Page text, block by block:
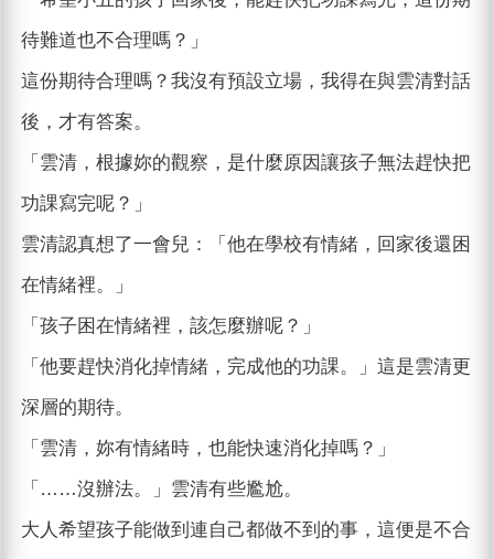
待難道也不合理嗎？」
這份期待合理嗎？我沒有預設立場，我得在與雲清對話
後，才有答案。
「雲清，根據妳的觀察，是什麼原因讓孩子無法趕快把
功課寫完呢？」
雲清認真想了一會兒：「他在學校有情緒，回家後還困
在情緒裡。」
「孩子困在情緒裡，該怎麼辦呢？」
「他要趕快消化掉情緒，完成他的功課。」這是雲清更
深層的期待。
「雲清，妳有情緒時，也能快速消化掉嗎？」
「……沒辦法。」雲清有些尷尬。
大人希望孩子能做到連自己都做不到的事，這便是不合